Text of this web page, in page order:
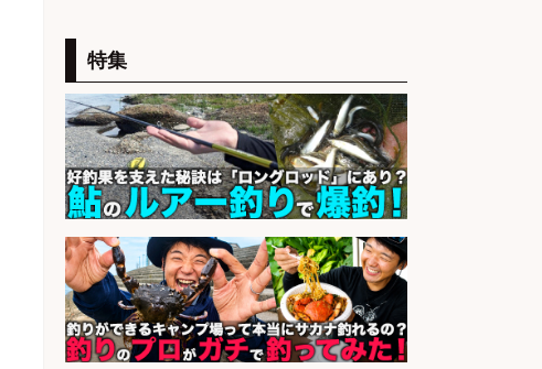
和食, 居酒屋/調理見習い・調理補助/
新鮮な魚料理×おでんの和食居酒屋
の若手スタッフ
会社名 サカナのハチベエ 矢場町店
sponsored by 求人ボックス
釣り具のかんたん軽作業/高収入/交
通費支給/制服貸与/正社員登用あり
会社名 株式会社REnista
特集